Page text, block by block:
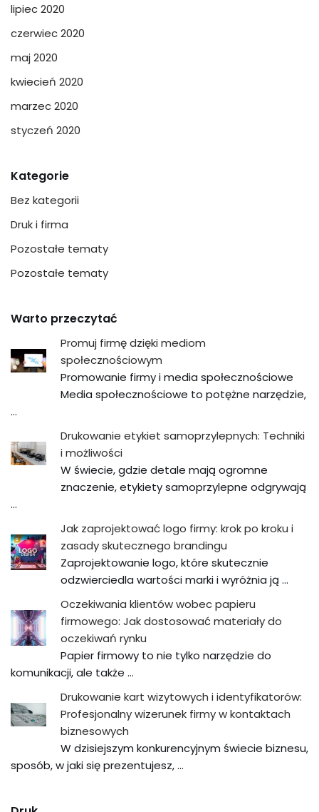
lipiec 2020
czerwiec 2020
maj 2020
kwiecień 2020
marzec 2020
styczeń 2020
Kategorie
Bez kategorii
Druk i firma
Pozostałe tematy
Pozostałe tematy
Warto przeczytać
Promuj firmę dzięki mediom
społecznościowym
Promowanie firmy i media społecznościowe
Media społecznościowe to potężne narzędzie,
…
Drukowanie etykiet samoprzylepnych: Techniki
i możliwości
W świecie, gdzie detale mają ogromne
znaczenie, etykiety samoprzylepne odgrywają
…
Jak zaprojektować logo firmy: krok po kroku i
zasady skutecznego brandingu
Zaprojektowanie logo, które skutecznie
odzwierciedla wartości marki i wyróżnia ją …
Oczekiwania klientów wobec papieru
firmowego: Jak dostosować materiały do
oczekiwań rynku
Papier firmowy to nie tylko narzędzie do
komunikacji, ale także …
Drukowanie kart wizytowych i identyfikatorów:
Profesjonalny wizerunek firmy w kontaktach
biznesowych
W dzisiejszym konkurencyjnym świecie biznesu,
sposób, w jaki się prezentujesz, …